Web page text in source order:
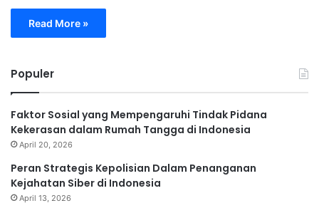
Read More »
Populer
Faktor Sosial yang Mempengaruhi Tindak Pidana
Kekerasan dalam Rumah Tangga di Indonesia
April 20, 2026
Peran Strategis Kepolisian Dalam Penanganan
Kejahatan Siber di Indonesia
April 13, 2026